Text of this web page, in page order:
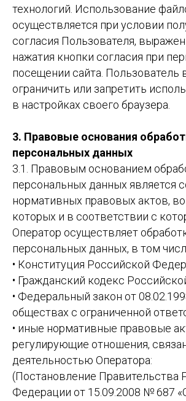
технологий. Использование
осуществляется при условии
согласия Пользователя,
нажатия кнопки согласия при
посещении сайта. Пользователь
ограничить или запретить
в настройках своего браузера.
3. Правовые основания
персональных данных
3.1. Правовым основанием
персональных данных является
нормативных правовых актов,
которых и в соответствии с
Оператор осуществляет
персональных данных, в том
• Конституция Российской
• Гражданский кодекс
• Федеральный закон от
обществах с ограниченной
• иные нормативные правовые
регулирующие отношения,
деятельностью Оператора:
(Постановление Правительства
Федерации от 15.09.2008 № 687